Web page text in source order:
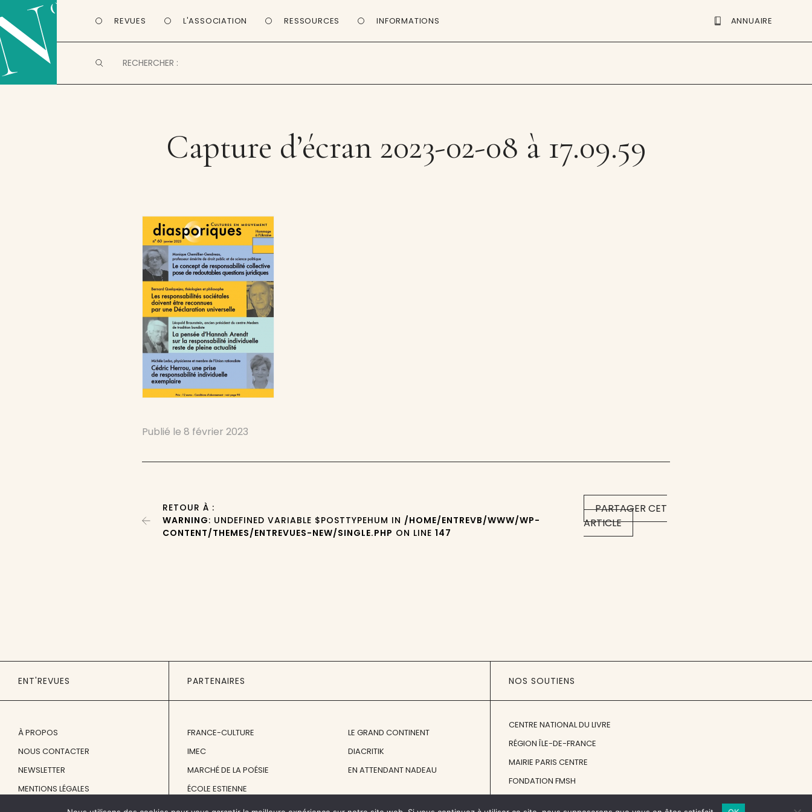
REVUES L'ASSOCIATION RESSOURCES INFORMATIONS ANNUAIRE
Capture d’écran 2023-02-08 à 17.09.59
Publié le8 février 2023
PARTAGER CET
ARTICLE
RETOUR À :
WARNING: UNDEFINED VARIABLE $POSTTYPEHUM IN /HOME/ENTREVB/WWW/WP-
CONTENT/THEMES/ENTREVUES-NEW/SINGLE.PHP ON LINE147
ENT'REVUES
À PROPOS
NOUS CONTACTER
NEWSLETTER
MENTIONS LÉGALES
PARTENAIRES
FRANCE-CULTURE
IMEC
MARCHÉ DE LA POÉSIE
ÉCOLE ESTIENNE
LE GRAND CONTINENT
DIACRITIK
EN ATTENDANT NADEAU
NOS SOUTIENS
CENTRE NATIONAL DU LIVRE
RÉGION ÎLE-DE-FRANCE
MAIRIE PARIS CENTRE
FONDATION FMSH